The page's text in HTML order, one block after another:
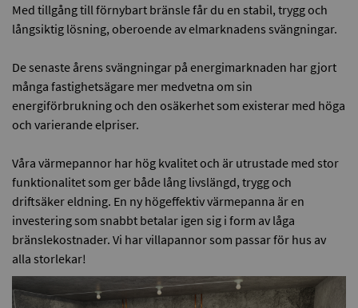
Med tillgång till förnybart bränsle får du en stabil, trygg och
långsiktig lösning, oberoende av elmarknadens svängningar.
De senaste årens svängningar på energimarknaden har gjort
många fastighetsägare mer medvetna om sin
energiförbrukning och den osäkerhet som existerar med höga
och varierande elpriser.
Våra värmepannor har hög kvalitet och är utrustade med stor
funktionalitet som ger både lång livslängd, trygg och
driftsäker eldning. En ny högeffektiv värmepanna är en
investering som snabbt betalar igen sig i form av låga
bränslekostnader. Vi har villapannor som passar för hus av
alla storlekar!